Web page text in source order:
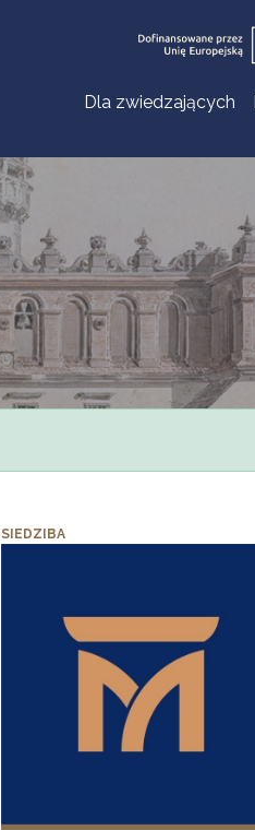
Dla zwiedzających
SIEDZIBA